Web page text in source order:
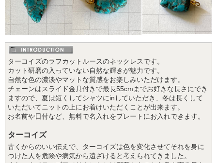
ターコイズのラフカットルースのネックレスです。
カット研磨の入っていない自然な輝きが魅力です。
自然な色の濃淡やマットな質感をお楽しみいただけます。
チェーンはスライド金具付きで最長55cmまでお好きな長さにでき
ますので、夏は短くしてシャツにinしていただき、冬は長くして
いただいてニットの上にお着けいただくことが出来ます。
お名前や日付など、無料で名入れをプレートにお入れできます。
ターコイズ
古くからのいい伝えで、ターコイズは色を変化させてそれを身に
つけた人を危険や病気から遠ざけると考えられてきました。